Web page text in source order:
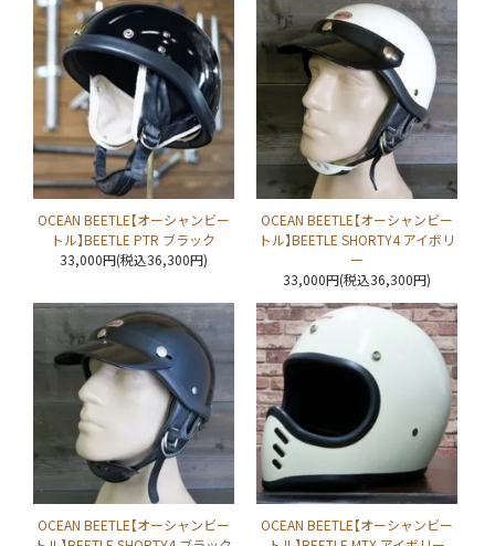
OCEAN BEETLE【オーシャンビー
トル】BEETLE PTR ブラック
33,000円(税込36,300円)
OCEAN BEETLE【オーシャンビー
トル】BEETLE SHORTY4 アイボリ
ー
33,000円(税込36,300円)
OCEAN BEETLE【オーシャンビー
OCEAN BEETLE【オーシャンビー